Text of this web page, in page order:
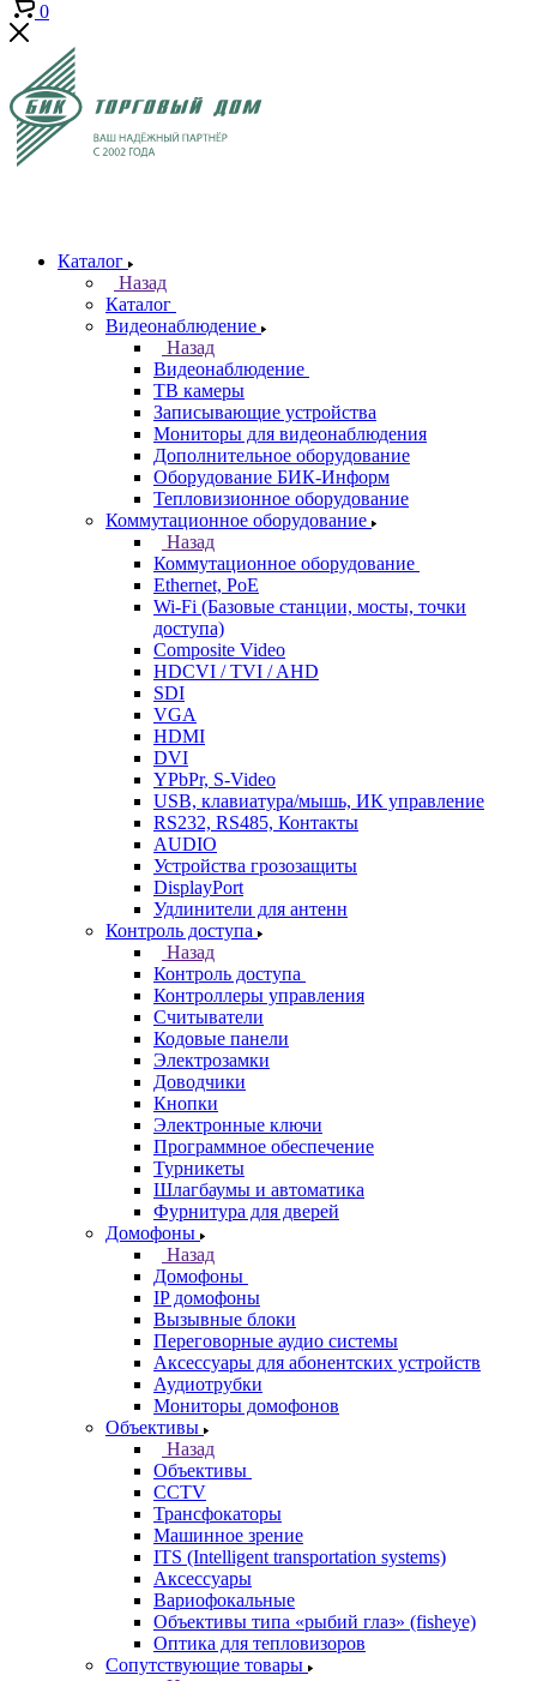
0
Каталог
Назад
Каталог
Видеонаблюдение
Назад
Видеонаблюдение
ТВ камеры
Записывающие устройства
Мониторы для видеонаблюдения
Дополнительное оборудование
Оборудование БИК-Информ
Тепловизионное оборудование
Коммутационное оборудование
Назад
Коммутационное оборудование
Ethernet, PoE
Wi-Fi (Базовые станции, мосты, точки
доступа)
Composite Video
HDCVI / TVI / AHD
SDI
VGA
HDMI
DVI
YPbPr, S-Video
USB, клавиатура/мышь, ИК управление
RS232, RS485, Контакты
AUDIO
Устройства грозозащиты
DisplayPort
Удлинители для антенн
Контроль доступа
Назад
Контроль доступа
Контроллеры управления
Считыватели
Кодовые панели
Электрозамки
Доводчики
Кнопки
Электронные ключи
Программное обеспечение
Турникеты
Шлагбаумы и автоматика
Фурнитура для дверей
Домофоны
Назад
Домофоны
IP домофоны
Вызывные блоки
Переговорные аудио системы
Аксессуары для абонентских устройств
Аудиотрубки
Мониторы домофонов
Объективы
Назад
Объективы
CCTV
Трансфокаторы
Машинное зрение
ITS (Intelligent transportation systems)
Аксессуары
Вариофокальные
Объективы типа «рыбий глаз» (fisheye)
Оптика для тепловизоров
Сопутствующие товары